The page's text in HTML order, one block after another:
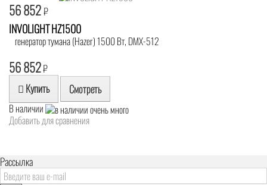
56 852₽
INVOLIGHT HZ1500
генератор тумана (Hazer) 1500 Вт, DMX-512
56 852₽
Купить Смотреть
В наличии
Добавить для сравнения
Рассылка